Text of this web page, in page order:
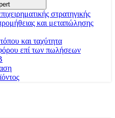
στρατηγικής
και μεταπώλησης
και ταχύτητα
επί των πωλήσεων